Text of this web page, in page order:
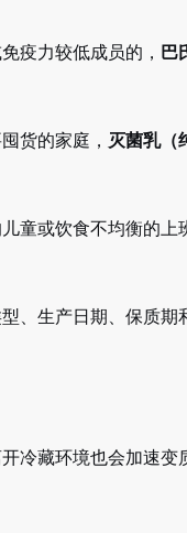
疫力较低成员的， 巴
货的家庭， 灭菌乳（
童或饮食不均衡的上
、生产日期、保质期
开冷藏环境也会加速